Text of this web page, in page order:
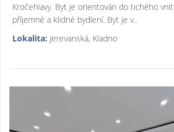
Kročehlavy. Byt je orientován do tichého
příjemné a klidné bydlení. Byt je v..
Lokalita: Jerevanská, Kladno